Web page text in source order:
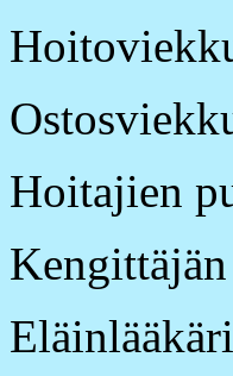
Hoitajien